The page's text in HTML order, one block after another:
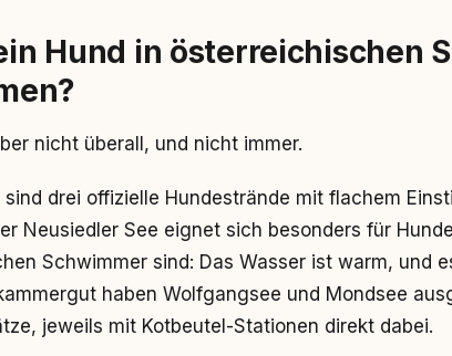
Hund in österreichischen
nicht überall, und nicht immer.
sind drei offizielle Hundestrände mit flachem
Neusiedler See eignet sich besonders für
Schwimmer sind: Das Wasser ist warm, und
haben Wolfgangsee und Mondsee
jeweils mit Kotbeutel-Stationen direkt dabei.